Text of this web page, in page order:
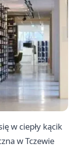
w ciepły kącik
w Tczewie